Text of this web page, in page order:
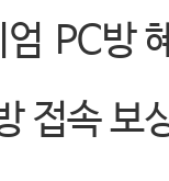
PC방
접속 보